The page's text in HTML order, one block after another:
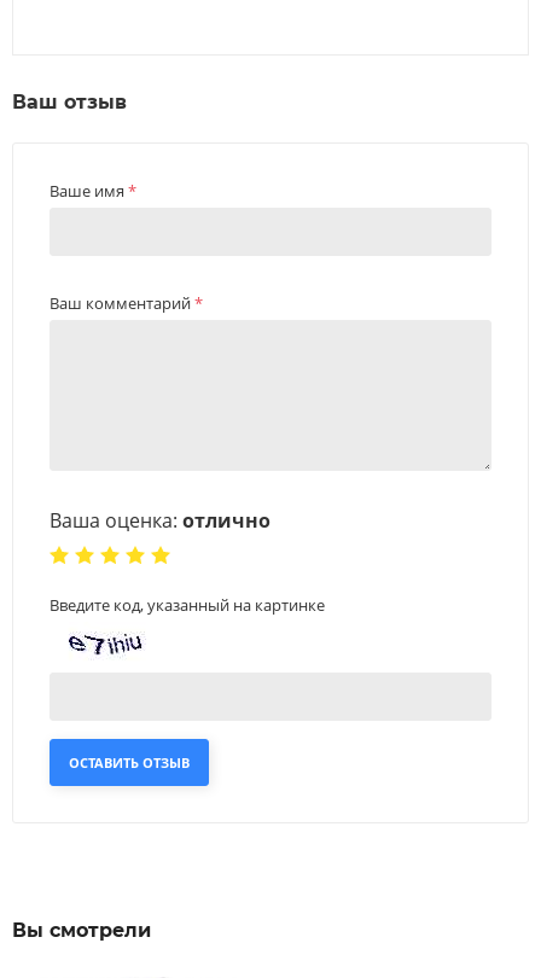
Ваш отзыв
Ваше имя *
Ваш комментарий*
Ваша оценка: отлично
Введите код, указанный на картинке
ОСТАВИТЬ ОТЗЫВ
Вы смотрели